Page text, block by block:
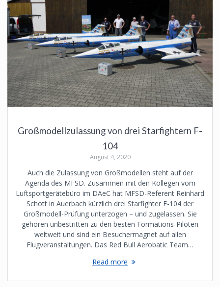
Großmodellzulassung von drei Starfightern F-
104
August 4, 2020
Auch die Zulassung von Großmodellen steht auf der
Agenda des MFSD. Zusammen mit den Kollegen vom
Luftsportgerätebüro im DAeC hat MFSD-Referent Reinhard
Schott in Auerbach kürzlich drei Starfighter F-104 der
Großmodell-Prüfung unterzogen – und zugelassen. Sie
gehören unbestritten zu den besten Formations-Piloten
weltweit und sind ein Besuchermagnet auf allen
Flugveranstaltungen. Das Red Bull Aerobatic Team…
Read more